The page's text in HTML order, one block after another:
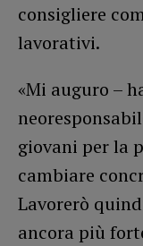
consigliere
lavorativi.
«Mi auguro –
giovani per la
cambiare
Lavorerò
ancora più